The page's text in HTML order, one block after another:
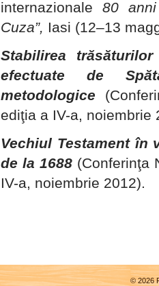
internazionale 80 anni
Cuza”, Iasi (12–13
Stabilirea
efectuate de
metodologice
ediţia a IV-a, noiembrie
Vechiul Testament în
de la 1688 (Conferinţa
IV-a, noiembrie 2012).
© 2026